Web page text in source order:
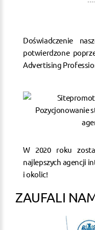
Doświadczenie
potwierdzone
Advertising
W 2020 roku
najlepszych agencji
i okolic!
ZAUFALI